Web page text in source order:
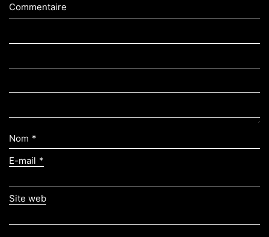
Commentaire
Nom *
E-mail *
Site web